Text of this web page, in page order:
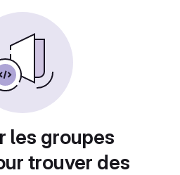
les groupes
trouver des